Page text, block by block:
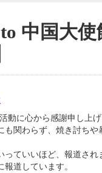
中国大
動に心から感謝申し上
も関わらず、焼き討ち
っていいほど、報道され
道しています。